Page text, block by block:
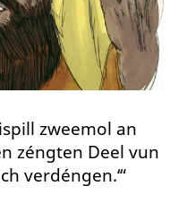
zweemol an
zéngten Deel vun
verdéngen.‘“